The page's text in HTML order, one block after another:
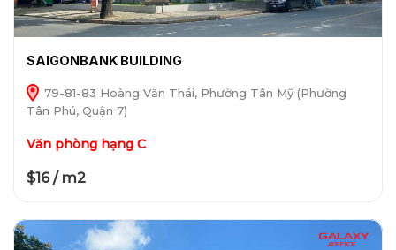
SAIGONBANK BUILDING
79-81-83 Hoàng Văn Thái, Phường Tân Mỹ (Phường
Tân Phú, Quận 7)
Văn phòng hạng C
$16 / m2